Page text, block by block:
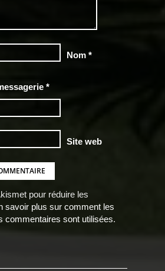
Nom *
*
Site web
pour réduire les
savoir plus sur comment les
commentaires sont utilisées.